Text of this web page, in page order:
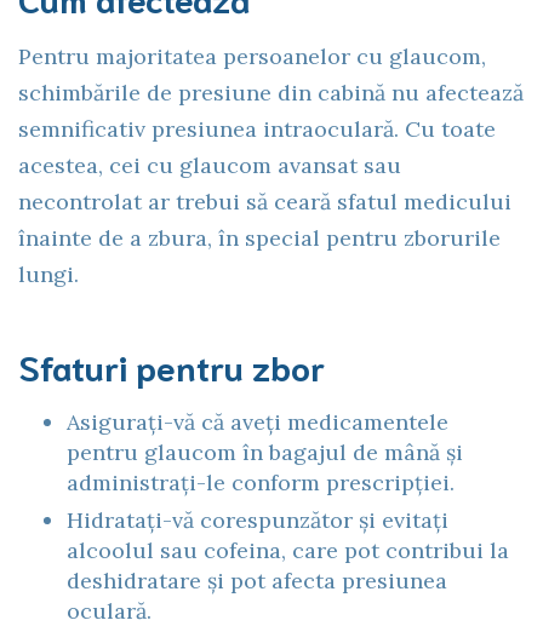
Pentru majoritatea persoanelor cu glaucom,
schimbările de presiune din cabină nu afectează
semnificativ presiunea intraoculară. Cu toate
acestea, cei cu glaucom avansat sau
necontrolat ar trebui să ceară sfatul medicului
înainte de a zbura, în special pentru zborurile
lungi.
Sfaturi pentru zbor
Asigurați-vă că aveți medicamentele
pentru glaucom în bagajul de mână și
administrați-le conform prescripției.
Hidratați-vă corespunzător și evitați
alcoolul sau cofeina, care pot contribui la
deshidratare și pot afecta presiunea
oculară.